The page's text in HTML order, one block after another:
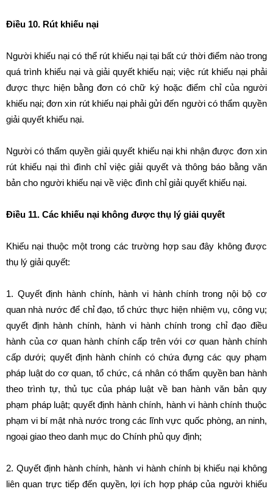
Điều 10. Rút khiếu nại
Người khiếu nại có thể rút khiếu nại tại bất cứ thời điểm nào trong
quá trình khiếu nại và giải quyết khiếu nại; việc rút khiếu nại phải
được thực hiện bằng đơn có chữ ký hoặc điểm chỉ của người
khiếu nại; đơn xin rút khiếu nại phải gửi đến người có thẩm quyền
giải quyết khiếu nại.
Người có thẩm quyền giải quyết khiếu nại khi nhận được đơn xin
rút khiếu nại thì đình chỉ việc giải quyết và thông báo bằng văn
bản cho người khiếu nại về việc đình chỉ giải quyết khiếu nại.
Điều 11. Các khiếu nại không được thụ lý giải quyết
Khiếu nại thuộc một trong các trường hợp sau đây không được
thụ lý giải quyết:
1. Quyết định hành chính, hành vi hành chính trong nội bộ cơ
quan nhà nước để chỉ đạo, tổ chức thực hiện nhiệm vụ, công vụ;
quyết định hành chính, hành vi hành chính trong chỉ đạo điều
hành của cơ quan hành chính cấp trên với cơ quan hành chính
cấp dưới; quyết định hành chính có chứa đựng các quy phạm
pháp luật do cơ quan, tổ chức, cá nhân có thẩm quyền ban hành
theo trình tự, thủ tục của pháp luật về ban hành văn bản quy
phạm pháp luật; quyết định hành chính, hành vi hành chính thuộc
phạm vi bí mật nhà nước trong các lĩnh vực quốc phòng, an ninh,
ngoại giao theo danh mục do Chính phủ quy định;
2. Quyết định hành chính, hành vi hành chính bị khiếu nại không
liên quan trực tiếp đến quyền, lợi ích hợp pháp của người khiếu